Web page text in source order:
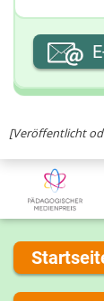
[Veröffentlicht
Ihre E-